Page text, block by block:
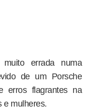
errada numa
de um Porsche
erros flagrantes na
e mulheres.